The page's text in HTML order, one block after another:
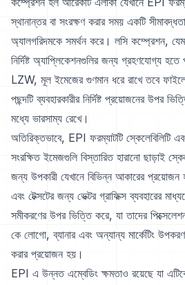
স্থানান্তর বা সংরক্ষণ করার সময় একটি
অ্যালগরিদমকে সমর্থন করে। লসি কম্প্রেশন,
নির্দিষ্ট অ্যাপ্লিকেশনগুলির জন্য গ্রহণযোগ্য
LZW, মূল ইমেজের গুণমান ধরে রাখে তবে
পছন্দটি ব্যবহারকারীর নির্দিষ্ট প্রয়োজনের উপর
মধ্যে ভারসাম্য রেখে।
অতিরিক্তভাবে, EPI ফরম্যাটটি স্কেলেবিলিটি
সংরক্ষিত ইমেজগুলি বিস্তারিত হারানো ছাড়াই
জন্য উপকারী যেখানে বিভিন্ন আকারের প্রয়োজন
এবং টেক্সটের জন্য ভেক্টর গ্রাফিক্স ব্যবহারের
সমীকরণের উপর ভিত্তি করে, যা তাদের
কে লোগো, ব্যানার এবং অন্যান্য মার্কেটিং
করার প্রয়োজন হয়।
EPI এ উন্নত এম্বেডিং ক্ষমতাও রয়েছে যা